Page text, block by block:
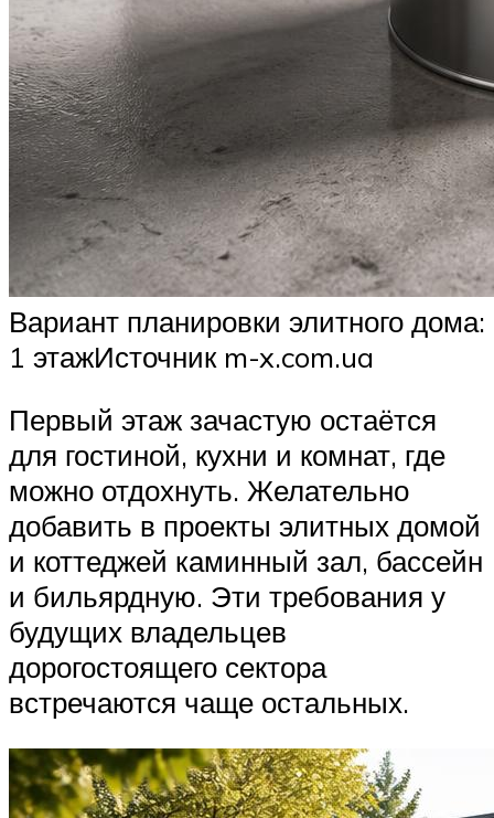
Вариант планировки элитного дома:
1 этажИсточник m-x.com.ua
Первый этаж зачастую остаётся
для гостиной, кухни и комнат, где
можно отдохнуть. Желательно
добавить в проекты элитных домой
и коттеджей каминный зал, бассейн
и бильярдную. Эти требования у
будущих владельцев
дорогостоящего сектора
встречаются чаще остальных.